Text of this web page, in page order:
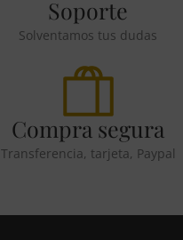
Soporte
Solventamos tus dudas
Compra segura
Transferencia, tarjeta, Paypal